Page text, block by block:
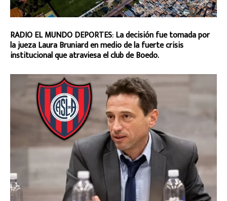
RADIO EL MUNDO DEPORTES: La decisión fue tomada por
la jueza Laura Bruniard en medio de la fuerte crisis
institucional que atraviesa el club de Boedo.